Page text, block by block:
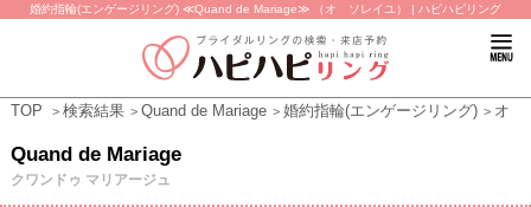
婚約指輪(エンゲージリング) ≪Quand de Mariage≫ （オ ソレイユ） | ハピハピリング
TOP 検索結果 Quand de Mariage 婚約指輪(エンゲージリング) オ
Quand de Mariage
クワンドゥ マリアージュ